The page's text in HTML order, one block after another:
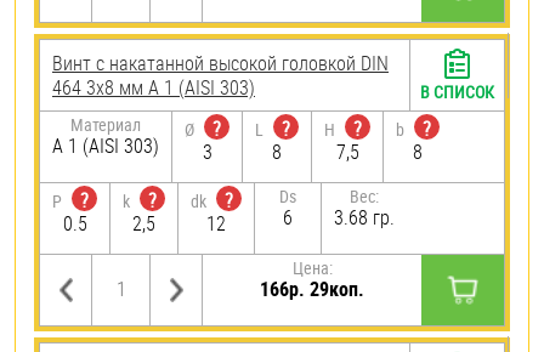
Винт с накатанной высокой головкой DIN
464 3х8 мм А 1 (AISI 303)
Материал
А 1 (AISI 303)
Ø
?
3
L
?
8
H
?
7,5
b
?
8
P
?
0.5
k
?
2,5
dk
?
12
Ds
6
Вес:
3.68 гр.
Цена:
166р. 29коп.
В СПИСОК